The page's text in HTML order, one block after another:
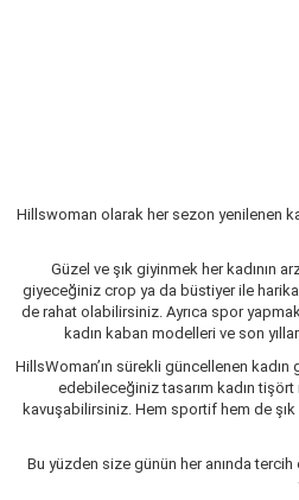
Hillswoman olarak her sezon yenilenen
Güzel ve şık giyinmek her kadının
giyeceğiniz crop ya da büstiyer ile
de rahat olabilirsiniz. Ayrıca spor
kadın kaban modelleri ve son
HillsWoman’ın sürekli güncellenen
edebileceğiniz tasarım kadın
kavuşabilirsiniz. Hem sportif hem de
Bu yüzden size günün her anında